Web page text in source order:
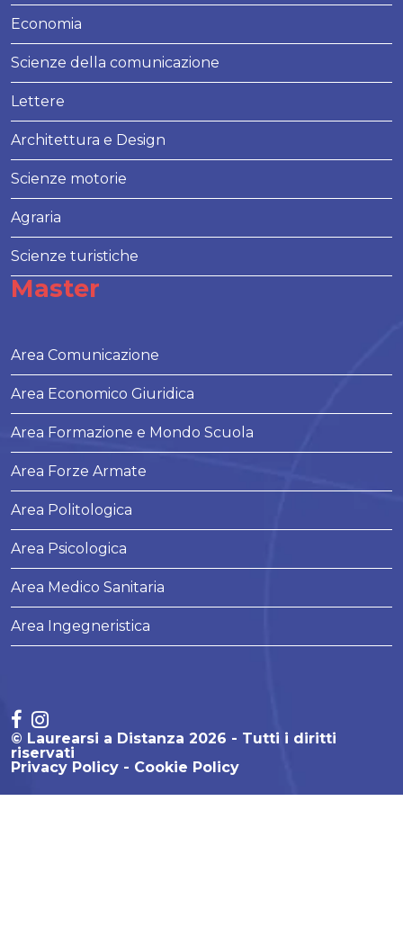
Economia
Scienze della comunicazione
Lettere
Architettura e Design
Scienze motorie
Agraria
Scienze turistiche
Master
Area Comunicazione
Area Economico Giuridica
Area Formazione e Mondo Scuola
Area Forze Armate
Area Politologica
Area Psicologica
Area Medico Sanitaria
Area Ingegneristica
© Laurearsi a Distanza 2026 - Tutti i diritti
riservati
Privacy Policy
Cookie Policy